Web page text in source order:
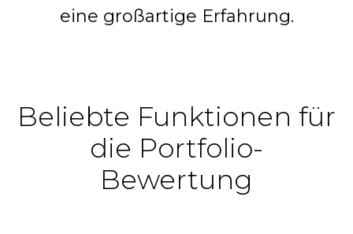
eine großartige Erfahrung.
Beliebte Funktionen für
die Portfolio-
Bewertung